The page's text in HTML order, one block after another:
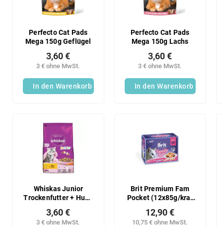
Perfecto Cat Pads
Mega 150g Geflügel
3 € ohne MwSt.
3,60 €
In den Warenkorb
Perfecto Cat Pads
Mega 150g Lachs
3 € ohne MwSt.
3,60 €
In den Warenkorb
Whiskas Junior
Trockenfutter + Huhn
3 € ohne MwSt.
3,60 €
Brit Premium Fam
Pocket (12x85g/kra)
10,75 € ohne MwSt.
12,90 €